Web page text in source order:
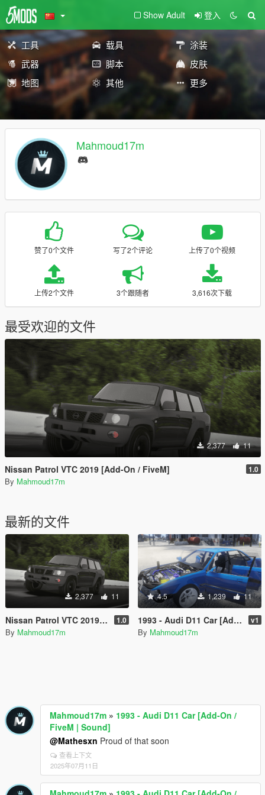
Show Adult 登入
工具 载具
涂装
武器
脚本
皮肤
地图
其他 更多
Mahmoud17m
赞了0个文件 写了2个评论 上传了0个视频
上传2个文件 3个跟随者 3,616次下载
最受欢迎的文件
2,377 11
Nissan Patrol VTC 2019 [Add-On / FiveM] 1.0
By Mahmoud17m
最新的文件
2,377 11
Nissan Patrol VTC 2019 [Add-On / FiveM] 1.0
By Mahmoud17m
4.5 1,239 11
1993 - Audi D11 Car [Add-On / FiveM | Sound] v1
By Mahmoud17m
Mahmoud17m » 1993 - Audi D11 Car [Add-On /
FiveM | Sound]
@Mathesxn Proud of that soon
查看上下文
2025年07月11日